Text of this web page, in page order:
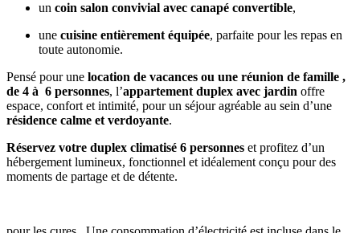
un coin salon convivial avec canapé convertible,
une cuisine entièrement équipée, parfaite pour les repas en
toute autonomie.
Pensé pour une location de vacances ou une réunion de famille ,
de 4 à 6 personnes, l’appartement duplex avec jardin offre
espace, confort et intimité, pour un séjour agréable au sein d’une
résidence calme et verdoyante.
Réservez votre duplex climatisé 6 personnes et profitez d’un
hébergement lumineux, fonctionnel et idéalement conçu pour des
moments de partage et de détente.